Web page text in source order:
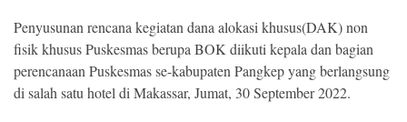
Penyusunan rencana kegiatan dana alokasi khusus(DAK) non
fisik khusus Puskesmas berupa BOK diikuti kepala dan bagian
perencanaan Puskesmas se-kabupaten Pangkep yang berlangsung
di salah satu hotel di Makassar, Jumat, 30 September 2022.